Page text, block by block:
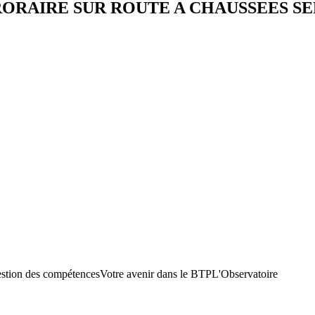
SUR ROUTE A CHAUSSEES
des compétencesVotre avenir dans le BTPL'Observatoire